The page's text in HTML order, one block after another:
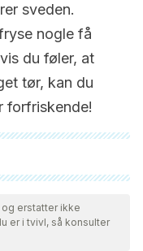
sveden.
nogle få
du føler, at
tør, kan du
forfriskende!
af vores team
og validitet.
som pålidelig og af
erstatter ikke
er i tvivl, så konsulter